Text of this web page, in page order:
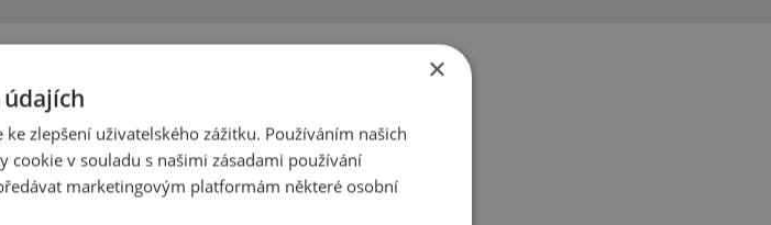
produkty
×
zlepšení uživatelského zážitku. Používáním našich
cookie v souladu s našimi zásadami používání
marketingovým platformám některé osobní